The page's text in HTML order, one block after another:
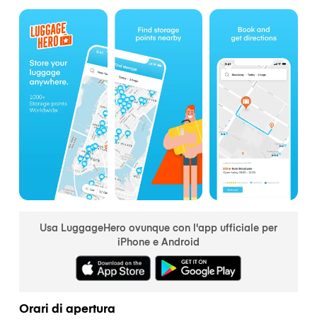
Usa LuggageHero ovunque con l'app ufficiale per
iPhone e Android
Orari di apertura